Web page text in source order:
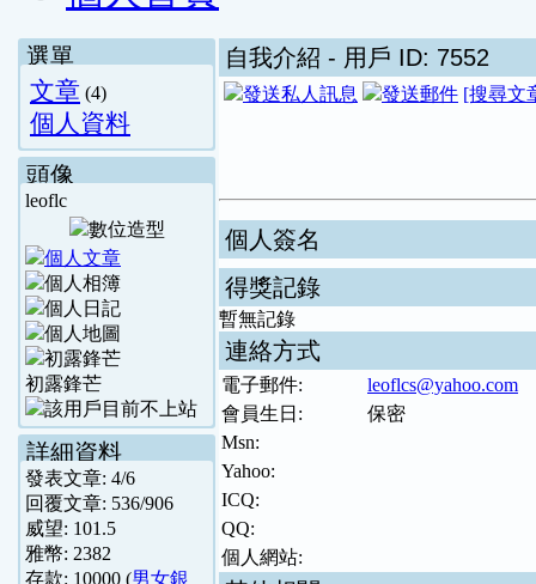
選單
文章 (4)
個人資料
頭像
leoflc
初露鋒芒
詳細資料
發表文章: 4/6
回覆文章: 536/906
威望: 101.5
雅幣: 2382
存款: 10000 (男女銀
自我介紹 - 用戶 ID: 7552
[搜尋文
個人簽名
得獎記錄
暫無記錄
連絡方式
電子郵件:
leoflcs@yahoo.com
會員生日:
保密
Msn:
Yahoo:
ICQ:
QQ:
個人網站: